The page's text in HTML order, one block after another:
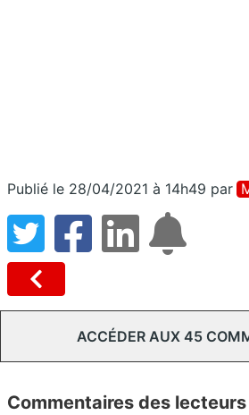
Publié le 28/04/2021 à 14h49 par
ACCÉDER AUX 45
Commentaires des